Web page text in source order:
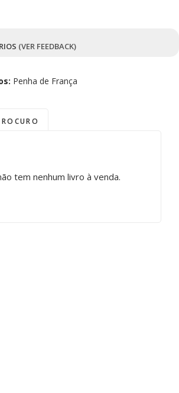
(VER FEEDBACK)
Penha de França
tem nenhum livro à venda.